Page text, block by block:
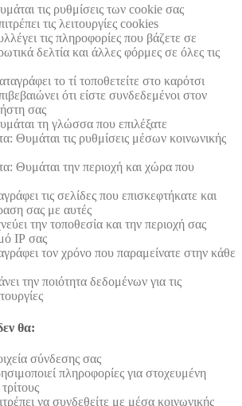
τις ρυθμίσεις των cookie σας
τις λειτουργίες cookies
τις πληροφορίες που βάζετε σε
δελτία και άλλες φόρμες σε όλες τις
το τί τοποθετείτε στο καρότσι
ότι είστε συνδεδεμένοι στον
σας
τη γλώσσα που επιλέξατε
Θυμάται τις ρυθμίσεις μέσων κοινωνικής
Θυμάται την περιοχή και χώρα που
τις σελίδες που επισκεφτήκατε και
σας με αυτές
την τοποθεσία και την περιοχή σας
ΙΡ σας
τον χρόνο που παραμείνατε στην κάθε
την ποιότητα δεδομένων για τις
θα:
σύνδεσης σας
πληροφορίες για στοχευμένη
να συνδεθείτε με μέσα κοινωνικής